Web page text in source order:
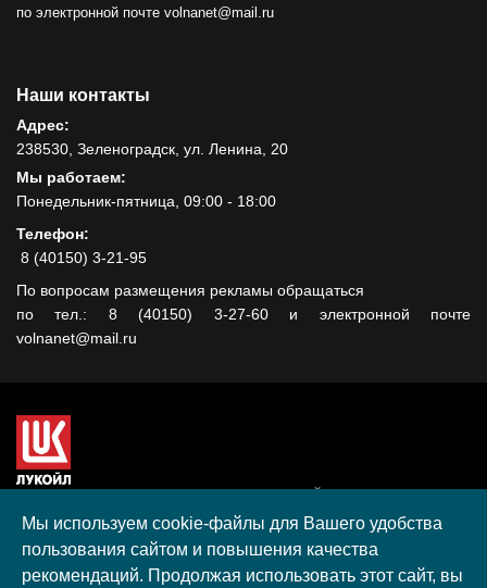
по электронной почте volnanet@mail.ru
Наши контакты
Адрес:
238530, Зеленоградск, ул. Ленина, 20
Мы работаем:
Понедельник-пятница, 09:00 - 18:00
Телефон:
8 (40150) 3-21-95
По вопросам размещения рекламы обращаться
по тел.: 8 (40150) 3-27-60 и электронной почте
volnanet@mail.ru
гранта, полученного в рамках XIII Конкурса социальных и
культурных проектов ПАО "ЛУКОЙЛ" на территории
Калининградской области в 2020 году
Мы используем cookie-файлы для Вашего удобства
пользования сайтом и повышения качества
рекомендаций. Продолжая использовать этот сайт, вы